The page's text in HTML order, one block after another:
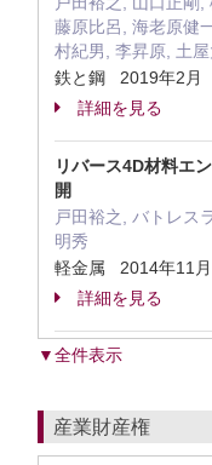
藤原比呂, 海老原健
村紀男, 李昇原, 土
鉄と鋼 2019年2月
詳細を見る
リバース4D材料エ
開
戸田裕之, バトレス
明秀
軽金属 2014年11月
詳細を見る
▼全件表示
産業財産権